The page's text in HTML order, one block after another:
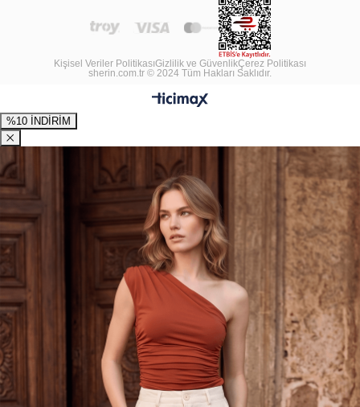
sherin.com.tr © 2024 Tüm Hakları Saklıdır.
Kişisel Veriler PolitikasıGizlilik ve GüvenlikÇerez Politikası
%10 İNDİRİM